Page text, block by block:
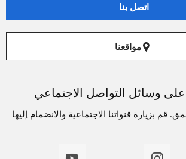
اتصل بنا
مواقعنا
على وسائل التواصل الاجتماعي
بزيارة قنواتنا الاجتماعية والانضمام إليها